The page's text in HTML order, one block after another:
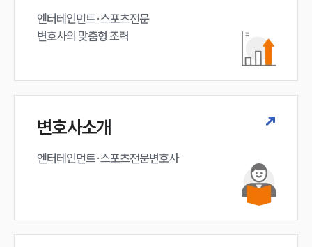
엔터테인먼트·스포츠전문
변호사의 맞춤형 조력
변호사소개
엔터테인먼트·스포츠전문변호사